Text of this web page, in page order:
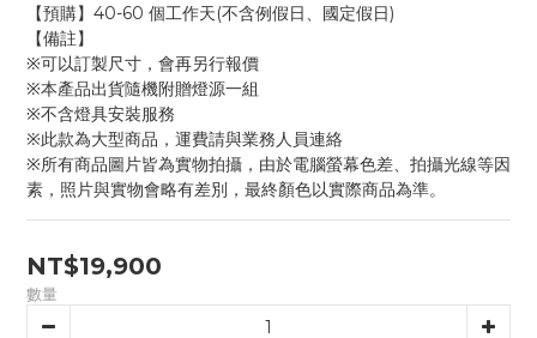
【預購】40-60 個工作天(不含例假日、國定假日)
【備註】
※可以訂製尺寸，會再另行報價
※本產品出貨隨機附贈燈源一組
※不含燈具安裝服務
※此款為大型商品，運費請與業務人員連絡
※所有商品圖片皆為實物拍攝，由於電腦螢幕色差、拍攝光線等因
素，照片與實物會略有差別，最終顏色以實際商品為準。
NT$19,900
數量